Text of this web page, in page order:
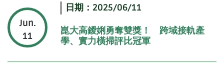
Jun.
11
日期：2025/06/11
崑大高鑀娳勇奪雙獎！ 跨域接軌產
學、實力橫掃評比冠軍